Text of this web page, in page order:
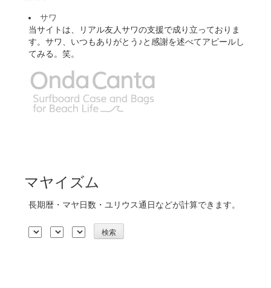
サワ
当サイトは、リアル友人サワの支援で成り立っておりま
す。サワ、いつもありがとう♪と感謝を述べてアピールし
てみる。笑。
マヤイズム
長期暦・マヤ日数・ユリウス通日などが計算できます。